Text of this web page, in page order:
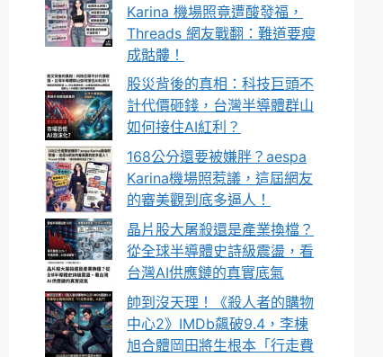
Karina 機場照竟遭酸發福，
Threads 網友戰翻：難道要瘦
成骷髏！
股災背後的真相：科技巨頭不
計代價砸錢，台灣半導體群山
如何接住AI紅利？
168公分還要被嫌胖？aespa
Karina機場照惹議，這屆網友
的審美觀到底多逼人！
晶片股大屠殺還是產業換檔？
從全球半導體史詩級震盪，看
台灣AI供應鏈的真實底氣
帥到沒天理！《殺人者的購物
中心2》IMDb飆破9.4，李棟
旭合體岡田將生根本「行走費